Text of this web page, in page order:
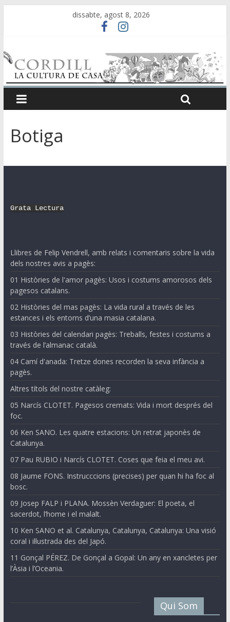
dissabte, agost 8, 2026
Botiga
Grata Lectura
Llibres de Felip Vendrell, amb relats i comentaris sobre la vida
dels nostres avis a pagès:
01 Històries de l'amor pagès: Usos i costums amorosos dels
pagesos catalans.
02 Històries del mas pagès: La vida rural a través de les
estances i els entorns d’una masia catalana.
03 Històries del calendari pagès: Treballs, festes i costums a
través de l’almanac català.
04 Camí d'anada: Tretze dones recorden la seva infància a
pagès.
Altres títols del nostre catàleg:
05 Narcís CLOTET. Pagesos cremats: Vida i mort després del
foc.
06 Ken SANO. Les quatre estacions: Un retrat japonès de
Catalunya.
07 Pau RUBIO i Narcís CLOTET. Coses que feia el meu avi.
08 Jaume FONS. Instrucccions (precises) per quan hi ha foc al
bosc.
09 Josep FALP i PLANA. Mossèn Verdaguer: El poeta, el
sacerdot, l’home i el malalt.
10 Ken SANO et al. Catalunya, Catalunya, Catalunya: Una visió
coral i il·lustrada des del Japó.
11 Gonçal PÉREZ. De Gonçal a Gopal: Un any en xancletes per
l’Àsia i l’Oceania.
Qui Som